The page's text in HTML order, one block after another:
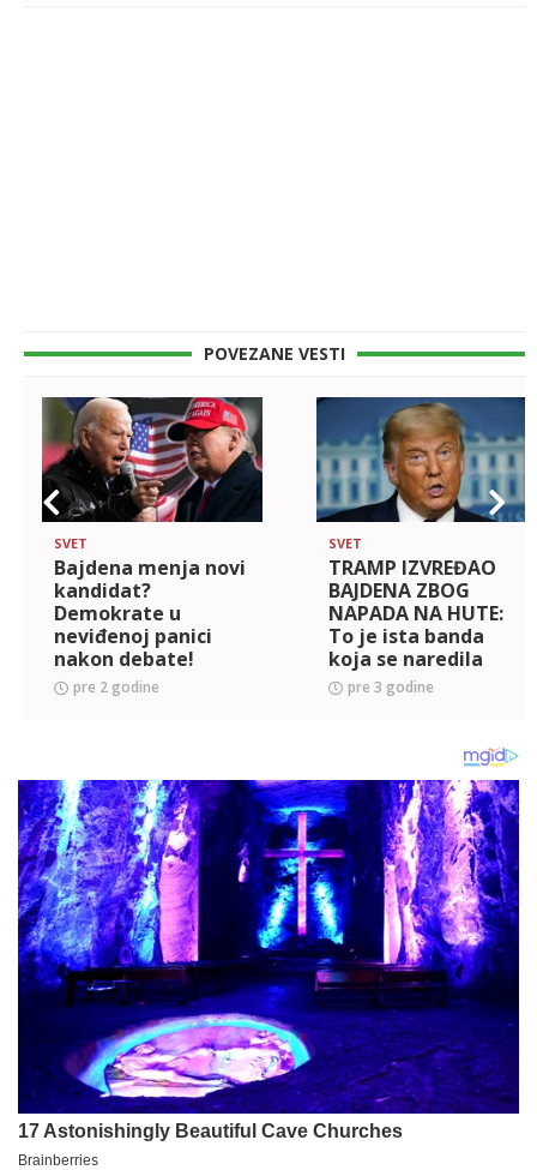
POVEZANE VESTI
SVET
Bajdena menja novi
kandidat?
Demokrate u
neviđenoj panici
nakon debate!
pre 2 godine
SVET
TRAMP IZVREĐAO
BAJDENA ZBOG
NAPADA NA HUTE:
To je ista banda
koja se naredila
KATASTROFALNO
POVLAČENJE iz
pre 3 godine